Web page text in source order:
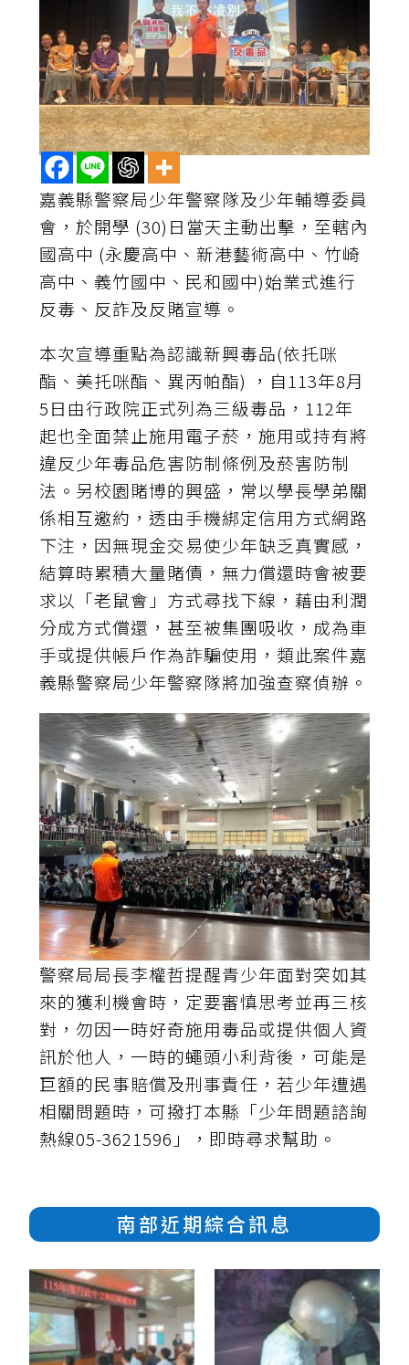
嘉義縣警察局少年警察隊及少年輔導委員
會，於開學 (30)日當天主動出擊，至轄內
國高中 (永慶高中、新港藝術高中、竹崎
高中、義竹國中、民和國中)始業式進行
反毒、反詐及反賭宣導。
本次宣導重點為認識新興毒品(依托咪
酯、美托咪酯、異丙帕酯) ，自113年8月
5日由行政院正式列為三級毒品，112年
起也全面禁止施用電子菸，施用或持有將
違反少年毒品危害防制條例及菸害防制
法。另校園賭博的興盛，常以學長學弟關
係相互邀約，透由手機綁定信用方式網路
下注，因無現金交易使少年缺乏真實感，
結算時累積大量賭債，無力償還時會被要
求以「老鼠會」方式尋找下線，藉由利潤
分成方式償還，甚至被集團吸收，成為車
手或提供帳戶作為詐騙使用，類此案件嘉
義縣警察局少年警察隊將加強查察偵辦。
警察局局長李權哲提醒青少年面對突如其
來的獲利機會時，定要審慎思考並再三核
對，勿因一時好奇施用毒品或提供個人資
訊於他人，一時的蠅頭小利背後，可能是
巨額的民事賠償及刑事責任，若少年遭遇
相關問題時，可撥打本縣「少年問題諮詢
熱線05-3621596」，即時尋求幫助。
南部近期綜合訊息